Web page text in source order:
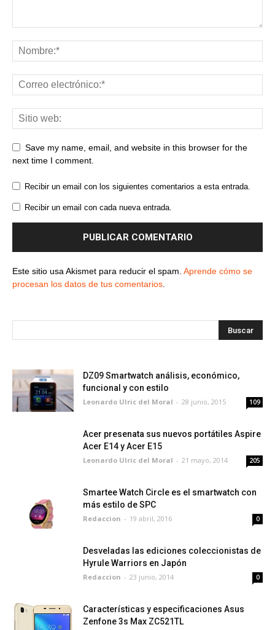
Save my name, email, and website in this browser for the
next time I comment.
Recibir un email con los siguientes comentarios a esta entrada.
Recibir un email con cada nueva entrada.
Este sitio usa Akismet para reducir el spam. Aprende cómo se
procesan los datos de tus comentarios
DZ09 Smartwatch análisis, económico,
funcional y con estilo
Leonardo Ulric del Moral - 28 junio, 2015 109
Acer presenata sus nuevos portátiles Aspire
Acer E14 y Acer E15
Leonardo Ulric del Moral - 21 mayo, 2014 205
Smartee Watch Circle es el smartwatch con
más estilo de SPC
Redaccion - 19 abril, 2016 0
Desveladas las ediciones coleccionistas de
Hyrule Warriors en Japón
Redaccion - 23 junio, 2014 0
Características y especificaciones Asus
Zenfone 3s Max ZC521TL